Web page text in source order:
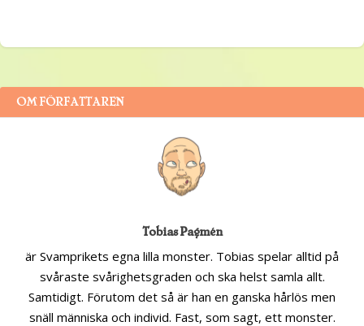
OM FÖRFATTAREN
Tobias Pagmén
är Svamprikets egna lilla monster. Tobias spelar alltid på
svåraste svårighetsgraden och ska helst samla allt.
Samtidigt. Förutom det så är han en ganska hårlös men
snäll människa och individ. Fast, som sagt, ett monster.